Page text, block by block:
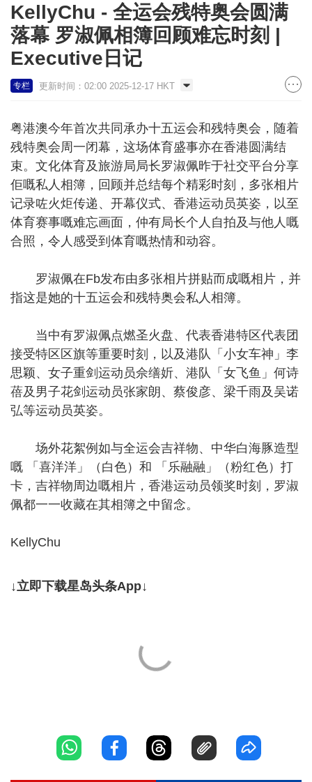
KellyChu - 全运会残特奥会圆满
落幕 罗淑佩相簿回顾难忘时刻 |
Executive日记
专栏 更新时间：02:00 2025-12-17 HKT
粤港澳今年首次共同承办十五运会和残特奥会，随着
残特奥会周一闭幕，这场体育盛事亦在香港圆满结
束。文化体育及旅游局局长罗淑佩昨于社交平台分享
佢嘅私人相簿，回顾并总结每个精彩时刻，多张相片
记录咗火炬传递、开幕仪式、香港运动员英姿，以至
体育赛事嘅难忘画面，仲有局长个人自拍及与他人嘅
合照，令人感受到体育嘅热情和动容。
罗淑佩在Fb发布由多张相片拼贴而成嘅相片，并
指这是她的十五运会和残特奥会私人相簿。
当中有罗淑佩点燃圣火盘、代表香港特区代表团
接受特区区旗等重要时刻，以及港队「小女车神」李
思颖、女子重剑运动员佘缮妡、港队「女飞鱼」何诗
蓓及男子花剑运动员张家朗、蔡俊彦、梁千雨及吴诺
弘等运动员英姿。
场外花絮例如与全运会吉祥物、中华白海豚造型
嘅 「喜洋洋」（白色）和 「乐融融」（粉红色）打
卡，吉祥物周边嘅相片，香港运动员领奖时刻，罗淑
佩都一一收藏在其相簿之中留念。
KellyChu
↓立即下载星岛头条App↓